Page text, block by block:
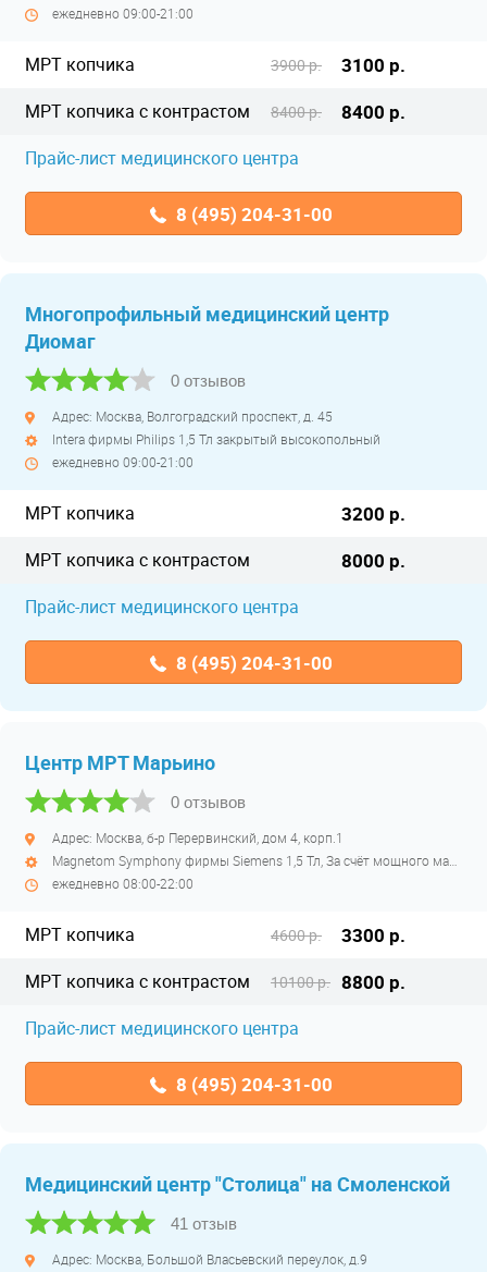
ежедневно 09:00-21:00
МРТ копчика 3900 р. 3100 р.
МРТ копчика с контрастом 8400 р. 8400 р.
Прайс-лист медицинского центра
8 (495) 204-31-00
Многопрофильный медицинский центр
Диомаг
0 отзывов
Адрес: Москва, Волгоградский проспект, д. 45
Intera фирмы Philips 1,5 Тл закрытый высокопольный
ежедневно 09:00-21:00
МРТ копчика 3200 р.
МРТ копчика с контрастом 8000 р.
Прайс-лист медицинского центра
8 (495) 204-31-00
Центр МРТ Марьино
0 отзывов
Адрес: Москва, б-р Перервинский, дом 4, корп.1
ежедневно 08:00-22:00
МРТ копчика 4600 р. 3300 р.
МРТ копчика с контрастом 10100 р. 8800 р.
Прайс-лист медицинского центра
8 (495) 204-31-00
Медицинский центр "Столица" на Смоленской
41 отзыв
Адрес: Москва, Большой Власьевский переулок, д.9